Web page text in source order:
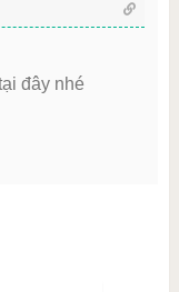
đây nhé